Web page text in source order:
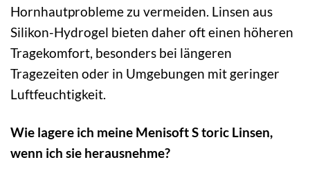
Hornhautprobleme zu vermeiden. Linsen aus
Silikon-Hydrogel bieten daher oft einen höheren
Tragekomfort, besonders bei längeren
Tragezeiten oder in Umgebungen mit geringer
Luftfeuchtigkeit.
Wie lagere ich meine Menisoft S toric Linsen,
wenn ich sie herausnehme?